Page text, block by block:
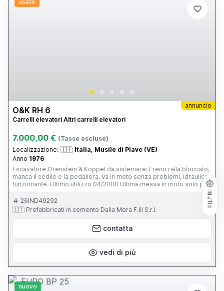
usato
annuncio
O&K RH 6
Carrelli elevatori Altri carrelli elevatori
7.000,00 € (Tasse escluse)
Localizzazione: 🇮🇹 Italia, Musile di Piave (VE)
Anno 1976
Escavatore Orenstein & Koppel da sistemare: Freno ralla bloccato,
manca il sedile e la pedaliera. Va in moto senza problemi, idraulica
funzionante. Ultimo utilizzo 04/2000 Ultima messa in moto solo per
spostarlo 12/2022 disponibile video della messa in moto su
richiesta. Ore : 3.400 h
26IND49292
🇮🇹 Prefabbricati in cemento Dalla Mora F.lli S.r.l.
contatta
vedi di più
nuovo
FILTRI